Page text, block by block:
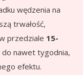
wędzenia na
trwałość,
przedziale 15-
do nawet tygodnia,
efektu.